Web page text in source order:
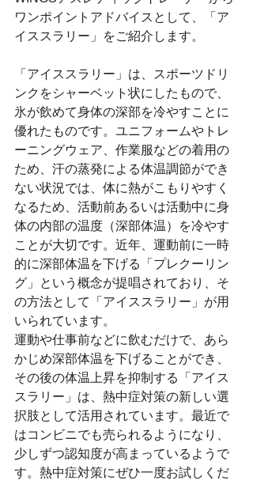
ワンポイントアドバイスとして、「ア
イススラリー」をご紹介します。
「アイススラリー」は、スポーツドリ
ンクをシャーベット状にしたもので、
氷が飲めて身体の深部を冷やすことに
優れたものです。ユニフォームやトレ
ーニングウェア、作業服などの着用の
ため、汗の蒸発による体温調節ができ
ない状況では、体に熱がこもりやすく
なるため、活動前あるいは活動中に身
体の内部の温度（深部体温）を冷やす
ことが大切です。近年、運動前に一時
的に深部体温を下げる「プレクーリン
グ」という概念が提唱されており、そ
の方法として「アイススラリー」が用
いられています。
運動や仕事前などに飲むだけで、あら
かじめ深部体温を下げることができ、
その後の体温上昇を抑制する「アイス
スラリー」は、熱中症対策の新しい選
択肢として活用されています。最近で
はコンビニでも売られるようになり、
少しずつ認知度が高まっているようで
す。熱中症対策にぜひ一度お試しくだ